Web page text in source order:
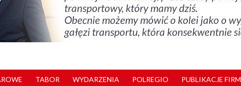
TABOR WYDARZENIA POLREGIO PUBLIKACJE FIRM